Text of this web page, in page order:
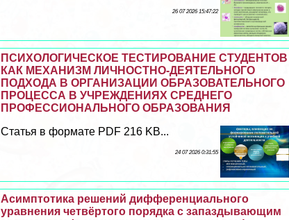
26 07 2026 15:47:22
ПСИХОЛОГИЧЕСКОЕ ТЕСТИРОВАНИЕ СТУДЕНТОВ
КАК МЕХАНИЗМ ЛИЧНОСТНО-ДЕЯТЕЛЬНОГО
ПОДХОДА В ОРГАНИЗАЦИИ ОБРАЗОВАТЕЛЬНОГО
ПРОЦЕССА В УЧРЕЖДЕНИЯХ СРЕДНЕГО
ПРОФЕССИОНАЛЬНОГО ОБРАЗОВАНИЯ
Статья в формате PDF 216 KB...
24 07 2026 0:31:55
Асимптотика решений дифференциального
уравнения четвёртого порядка с запаздывающим